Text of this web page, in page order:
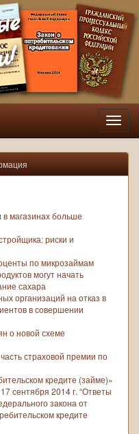
магазинах больше
риски и
по микрозаймам
могут начать
сахара
организаций на отказ в
в совершении
о новой схеме
страховой премии по
кредите (займе)»
сентября 2014 г. “Ответы
закона от
кредите